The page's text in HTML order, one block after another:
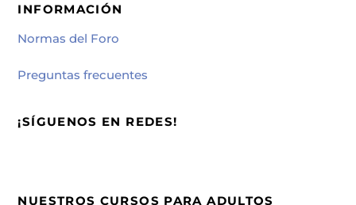
INFORMACIÓN
Normas del Foro
Preguntas frecuentes
¡SÍGUENOS EN REDES!
NUESTROS CURSOS PARA ADULTOS